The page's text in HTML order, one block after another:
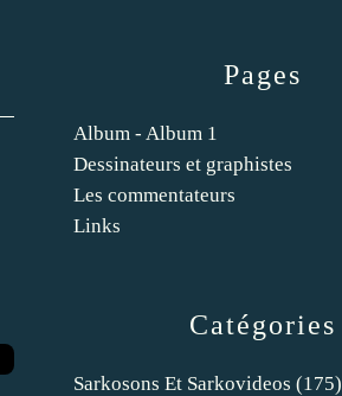
Catégories
Sarkosons Et Sarkovideos (175)
Pages
Album - Album 1
Dessinateurs et graphistes
Les commentateurs
Links